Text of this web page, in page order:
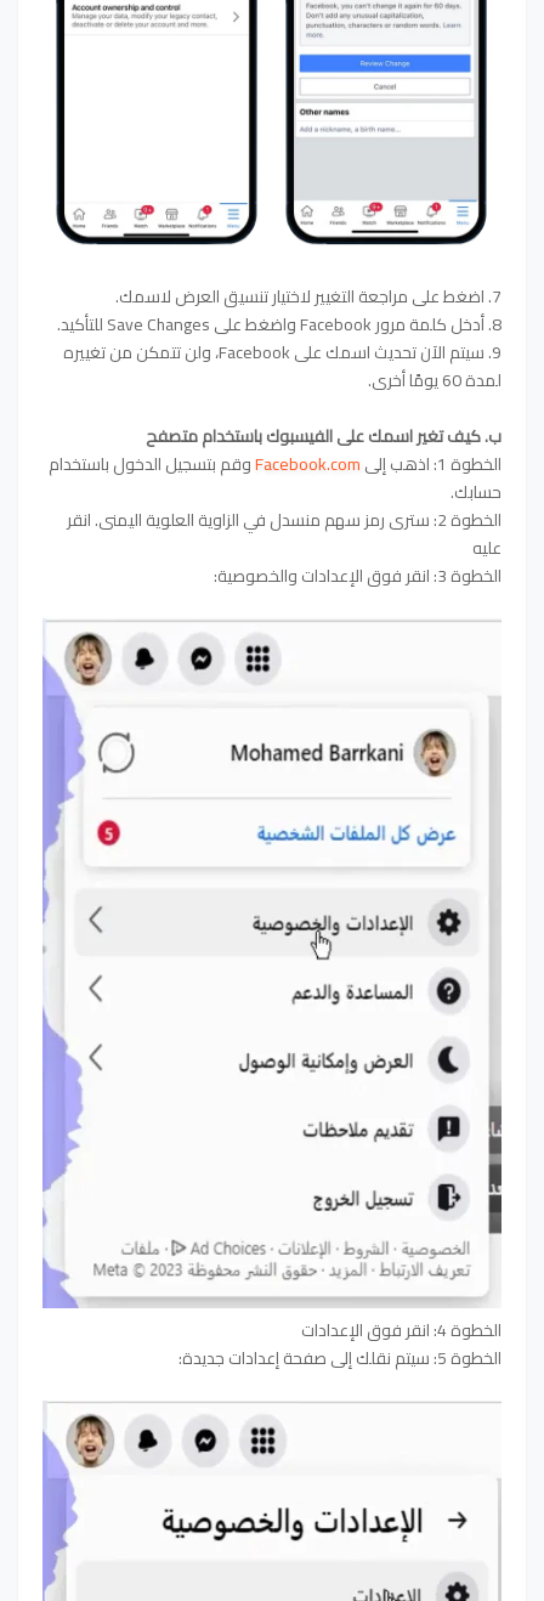
7. اضغط على مراجعة التغيير لاختيار تنسيق العرض لاسمك.
8. أدخل كلمة مرور Facebook واضغط على Save Changes للتأكيد.
9. سيتم الآن تحديث اسمك على Facebook، ولن تتمكن من تغييره
لمدة 60 يومًا أخرى.
ب. كيف تغير اسمك على الفيسبوك باستخدام متصفح
الخطوة 1: اذهب إلى
Facebook.comوقم بتسجيل الدخول باستخدام
حسابك.
الخطوة 2: سترى رمز سهم منسدل في الزاوية العلوية اليمنى. انقر
عليه
الخطوة 3: انقر فوق الإعدادات والخصوصية:
الخطوة 4: انقر فوق الإعدادات
الخطوة 5: سيتم نقلك إلى صفحة إعدادات جديدة: